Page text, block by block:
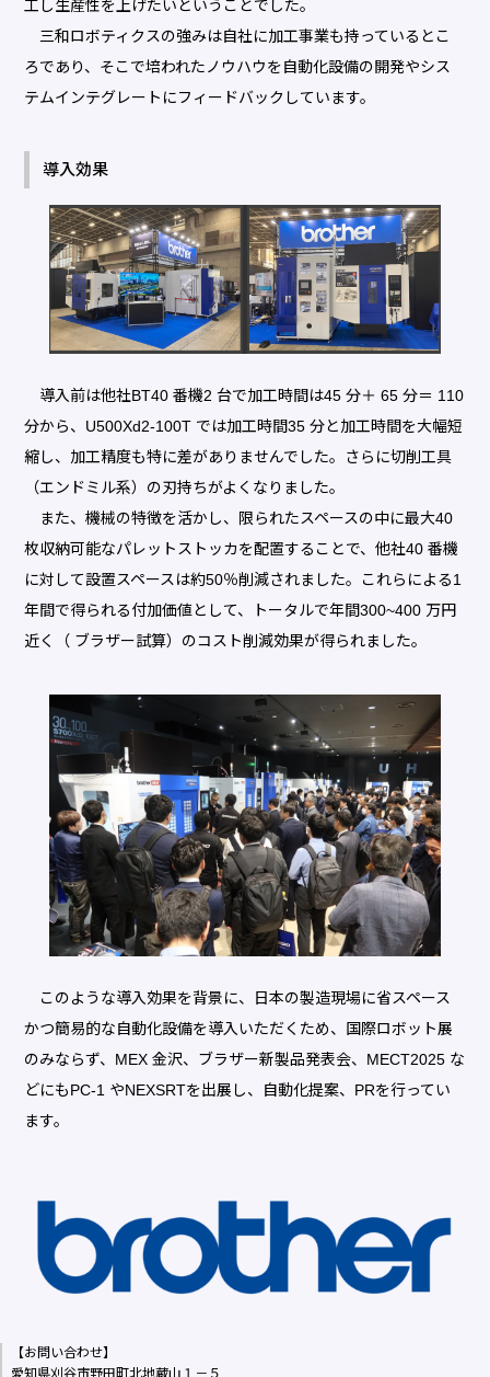
工し生産性を上げたいということでした。
三和ロボティクスの強みは自社に加工事業も持っているとこ
ろであり、そこで培われたノウハウを自動化設備の開発やシス
テムインテグレートにフィードバックしています。
導入効果
導入前は他社BT40 番機2 台で加工時間は45 分＋ 65 分＝ 110
分から、U500Xd2-100T では加工時間35 分と加工時間を大幅短
縮し、加工精度も特に差がありませんでした。さらに切削工具
（エンドミル系）の刃持ちがよくなりました。
また、機械の特徴を活かし、限られたスペースの中に最大40
枚収納可能なパレットストッカを配置することで、他社40 番機
に対して設置スペースは約50％削減されました。これらによる1
年間で得られる付加価値として、トータルで年間300~400 万円
近く（ ブラザー試算）のコスト削減効果が得られました。
このような導入効果を背景に、日本の製造現場に省スペース
かつ簡易的な自動化設備を導入いただくため、国際ロボット展
のみならず、MEX 金沢、ブラザー新製品発表会、MECT2025 な
どにもPC-1 やNEXSRTを出展し、自動化提案、PRを行ってい
ます。
【お問い合わせ】